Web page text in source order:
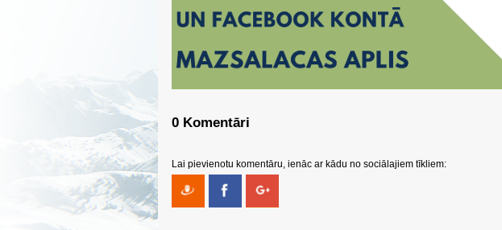
0 Komentāri
Lai pievienotu komentāru, ienāc ar kādu no sociālajiem tīkliem: